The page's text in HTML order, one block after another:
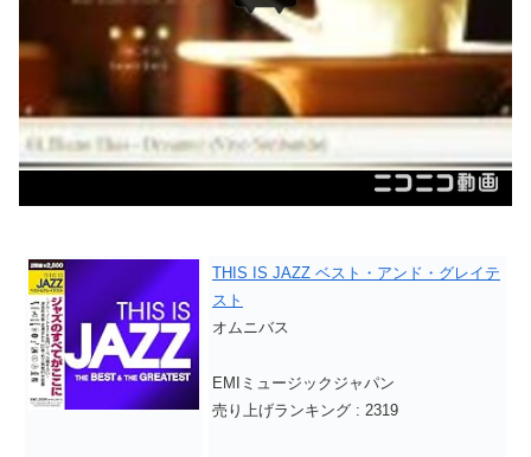
THIS IS JAZZ ベスト・アンド・グレイテ
スト
オムニバス
EMIミュージックジャパン
売り上げランキング : 2319